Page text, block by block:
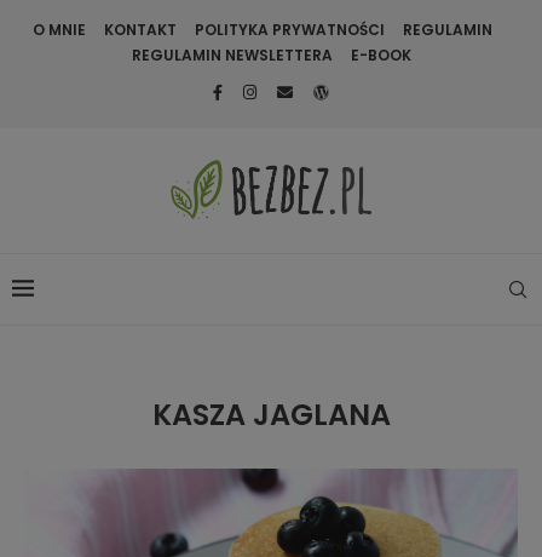
O MNIE KONTAKT POLITYKA PRYWATNOŚCI
REGULAMIN
REGULAMIN NEWSLETTERA
E-BOOK
KASZA JAGLANA